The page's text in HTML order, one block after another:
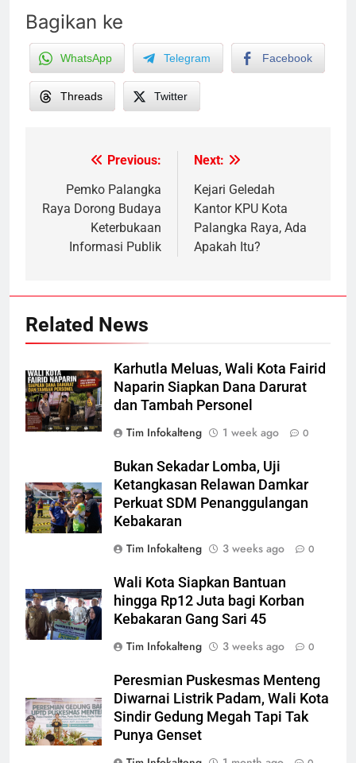
Bagikan ke
WhatsApp Telegram Facebook
Threads Twitter
navigation
Previous:
Pemko Palangka
Raya Dorong Budaya
Keterbukaan
Informasi Publik
Next:
Kejari Geledah
Kantor KPU Kota
Palangka Raya, Ada
Apakah Itu?
Related News
Karhutla Meluas, Wali Kota Fairid
Naparin Siapkan Dana Darurat
dan Tambah Personel
Tim Infokalteng
1 week ago 0
Bukan Sekadar Lomba, Uji
Ketangkasan Relawan Damkar
Perkuat SDM Penanggulangan
Kebakaran
Tim Infokalteng
3 weeks ago 0
Wali Kota Siapkan Bantuan
hingga Rp12 Juta bagi Korban
Kebakaran Gang Sari 45
Tim Infokalteng
3 weeks ago 0
Peresmian Puskesmas Menteng
Diwarnai Listrik Padam, Wali Kota
Sindir Gedung Megah Tapi Tak
Punya Genset